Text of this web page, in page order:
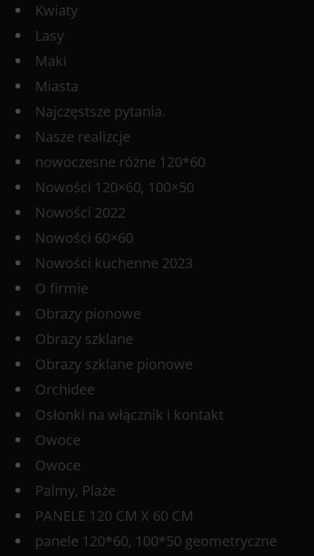
Kwiaty
Lasy
Maki
Miasta
Najczęstsze pytania.
Nasze realizcje
nowoczesne różne 120*60
Nowości 120×60, 100×50
Nowości 2022
Nowości 60×60
Nowości kuchenne 2023
O firmie
Obrazy pionowe
Obrazy szklane
Obrazy szklane pionowe
Orchidee
Osłonki na włącznik i kontakt
Owoce
Owoce
Palmy, Plaże
PANELE 120 CM X 60 CM
panele 120*60, 100*50 geometryczne